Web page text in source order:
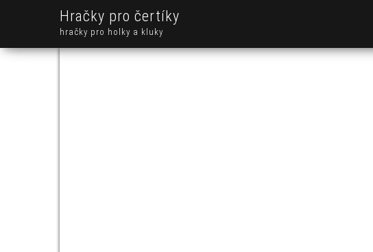
Hračky pro čertíky
hračky pro holky a kluky